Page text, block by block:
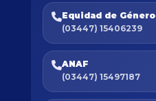
Equidad de Género
(03447) 15406239
ANAF
(03447) 15497187